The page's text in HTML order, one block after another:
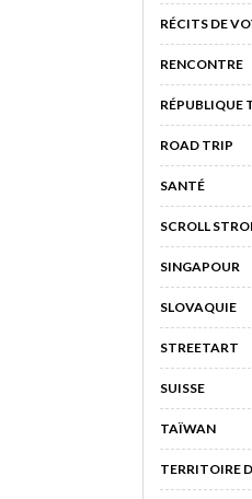
RÉCITS DE
RENCONTRE
RÉPUBLIQUE
ROAD TRIP
SANTÉ
SCROLL
SINGAPOUR
SLOVAQUIE
STREETART
SUISSE
TAÏWAN
TERRITOIRE